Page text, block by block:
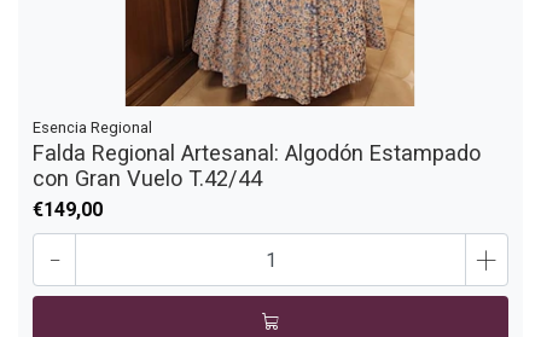
Esencia Regional
Falda Regional Artesanal: Algodón Estampado
con Gran Vuelo T.42/44
€149,00
- +